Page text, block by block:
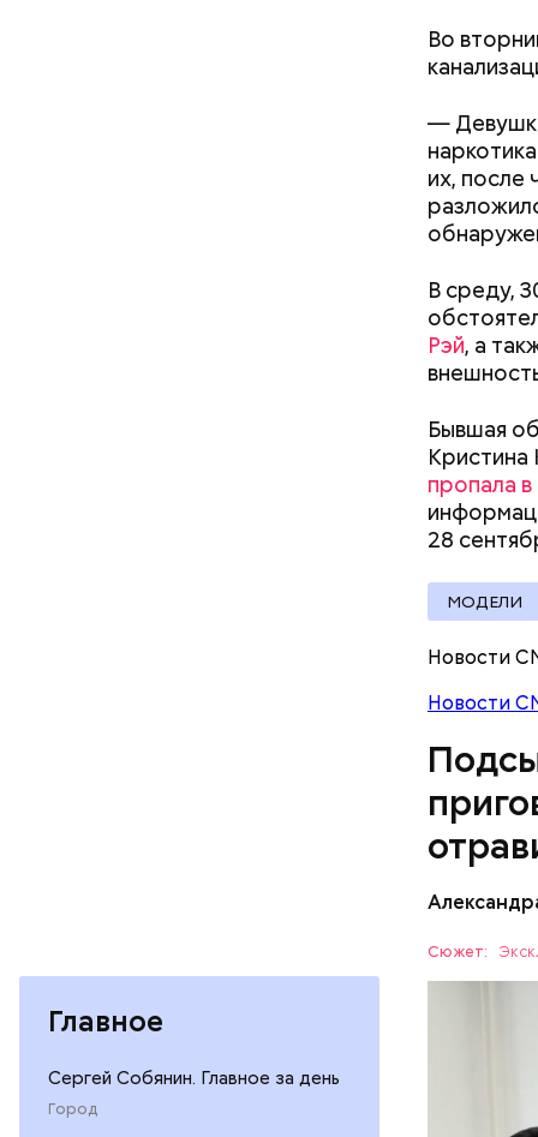
Главное
Сергей Собянин. Главное за день
Город
Во
—
их, после
В среду,
Рэй, а
Бывшая
Кристина
пропала
28
МОДЕЛИ
Новости
Новости
Сюжет:
Все
Видео:
Началось
скрытую
матери и
пищу ела
—
меры к
Стражи
план
аэропорт.